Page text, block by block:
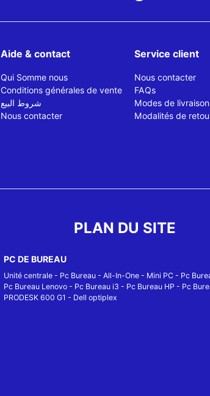
Aide & contact
Qui Somme nous
Conditions générales de vente
شروط البيع
Nous contacter
Service client
Nous contacter
FAQs
Modes de livraison
Modalités de
PLAN DU SITE
PC DE BUREAU
Unité centrale- Pc Bureau- All-In-One- Mini PC- Pc
Pc Bureau Lenovo- Pc Bureau i3 - Pc Bureau HP - Pc
PRODESK 600 G1 - Dell optiplex